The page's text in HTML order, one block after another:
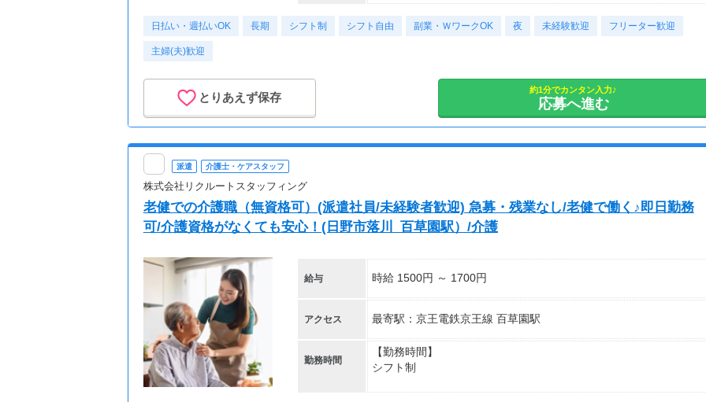
◆各種手当あり
※平日のみや土日だけ！など、シフトや曜日の希望もご相談くださ
す。
日払い・週払いOK 長期 シフト制 シフト自由 副業・ＷワークOK 夜 未経験歓迎 フリーター歓迎
主婦(夫)歓迎
とりあえず保存
約1分でカンタン入力♪
応募へ進む
派遣 介護士・ケアスタッフ
株式会社リクルートスタッフィング
老健での介護職（無資格可）(派遣社員/未経験者歓迎) 急募・残業なし/老健で働く♪即日勤務
可/介護資格がなくても安心！(日野市落川_百草園駅）/介護
給与 時給 1500円 ～ 1700円
アクセス 最寄駅：京王電鉄京王線 百草園駅
勤務時間
【勤務時間】
シフト制